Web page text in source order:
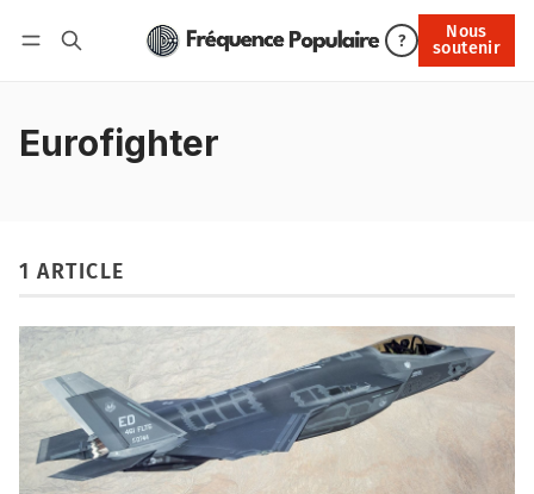
?
Nous
soutenir
Nous soutenir
Eurofighter
1 ARTICLE